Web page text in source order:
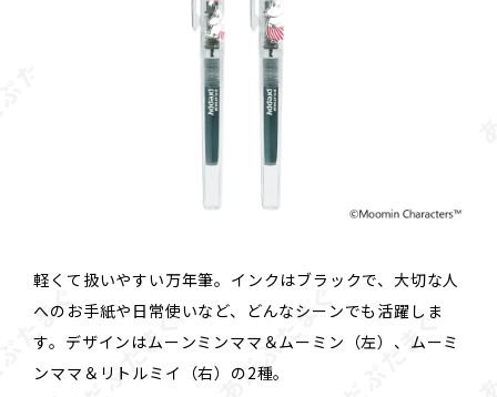
軽くて扱いやすい万年筆。インクはブラックで、大切な人
へのお手紙や日常使いなど、どんなシーンでも活躍しま
す。デザインはムーンミンママ＆ムーミン（左）、ムーミ
ンママ＆リトルミイ（右）の2種。